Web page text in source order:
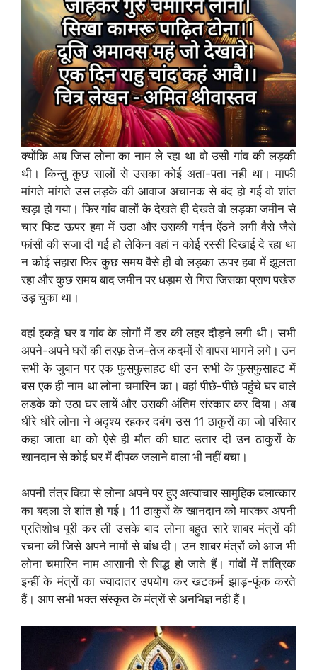
क्योंकि अब जिस लोना का नाम ले रहा था वो उसी गांव की लड़की
थी। किन्तु कुछ सालों से उसका कोई अता-पता नही था। माफी
मांगते मांगते उस लड़के की आवाज अचानक से बंद हो गई वो शांत
खड़ा हो गया। फिर गांव वालों के देखते ही देखते वो लड़का जमीन से
चार फिट ऊपर हवा में उठा और उसकी गर्दन ऐंठने लगी वैसे जैसे
फांसी की सजा दी गई हो लेकिन वहां न कोई रस्सी दिखाई दे रहा था
न कोई सहारा फिर कुछ समय वैसे ही वो लड़का ऊपर हवा में झूलता
रहा और कुछ समय बाद जमीन पर धड़ाम से गिरा जिसका प्राण पखेरु
उड़ चुका था।
वहां इकठ्ठे घर व गांव के लोगों में डर की लहर दौड़ने लगी थी। सभी
अपने-अपने घरों की तरफ़ तेज-तेज कदमों से वापस भागने लगे। उन
सभी के जुबान पर एक फुसफुसाहट थी उन सभी के फुसफुसाहट में
बस एक ही नाम था लोना चमारिन का। वहां पीछे-पीछे पहुंचे घर वाले
लड़के को उठा घर लायें और उसकी अंतिम संस्कार कर दिया। अब
धीरे धीरे लोना ने अदृश्य रहकर दबंग उस 11 ठाकुरों का जो परिवार
कहा जाता था को ऐसे ही मौत की घाट उतार दी उन ठाकुरों के
खानदान से कोई घर में दीपक जलाने वाला भी नहीं बचा।
अपनी तंत्र विद्या से लोना अपने पर हुए अत्याचार सामुहिक बलात्कार
का बदला ले शांत हो गई। 11 ठाकुरों के खानदान को मारकर अपनी
प्रतिशोध पूरी कर ली उसके बाद लोना बहुत सारे शाबर मंत्रों की
रचना की जिसे अपने नामों से बांध दी। उन शाबर मंत्रों को आज भी
लोना चमारिन नाम आसानी से सिद्ध हो जाते हैं। गांवों में तांत्रिक
इन्हीं के मंत्रों का ज्यादातर उपयोग कर खटकर्म झाड़-फूंक करते
हैं। आप सभी भक्त संस्कृत के मंत्रों से अनभिज्ञ नही हैं।